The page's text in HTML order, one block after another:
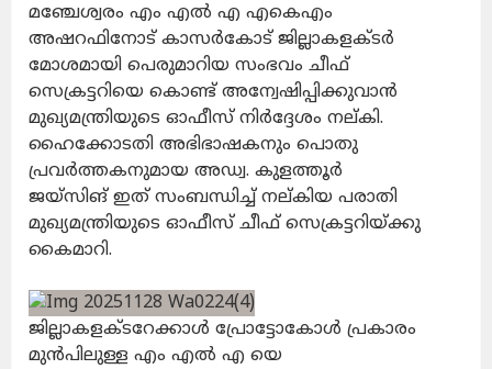
മഞ്ചേശ്വരം എം എൽ എ എകെഎം
അഷറഫിനോട് കാസർകോട് ജില്ലാകളക്ടർ
മോശമായി പെരുമാറിയ സംഭവം ചീഫ്
സെക്രട്ടറിയെ കൊണ്ട് അന്വേഷിപ്പിക്കുവാൻ
മുഖ്യമന്ത്രിയുടെ ഓഫീസ് നിർദ്ദേശം നല്കി.
ഹൈക്കോടതി അഭിഭാഷകനും പൊതു
പ്രവർത്തകനുമായ അഡ്വ. കുളത്തൂർ
ജയ്സിങ് ഇത് സംബന്ധിച്ച് നല്കിയ പരാതി
മുഖ്യമന്ത്രിയുടെ ഓഫീസ് ചീഫ് സെക്രട്ടറിയ്ക്കു
കൈമാറി.
ജില്ലാകളക്ടറേക്കാൾ പ്രോട്ടോകോൾ പ്രകാരം
മുൻപിലുള്ള എം എൽ എ യെ